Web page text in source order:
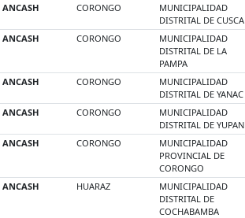
ANCASH CORONGO
MUNICIPALIDAD
DISTRITAL DE CUSCA
ANCASH CORONGO
MUNICIPALIDAD
DISTRITAL DE LA
PAMPA
ANCASH CORONGO
MUNICIPALIDAD
DISTRITAL DE YANAC
ANCASH CORONGO
MUNICIPALIDAD
DISTRITAL DE YUPAN
ANCASH CORONGO
MUNICIPALIDAD
PROVINCIAL DE
CORONGO
ANCASH HUARAZ
MUNICIPALIDAD
DISTRITAL DE
COCHABAMBA